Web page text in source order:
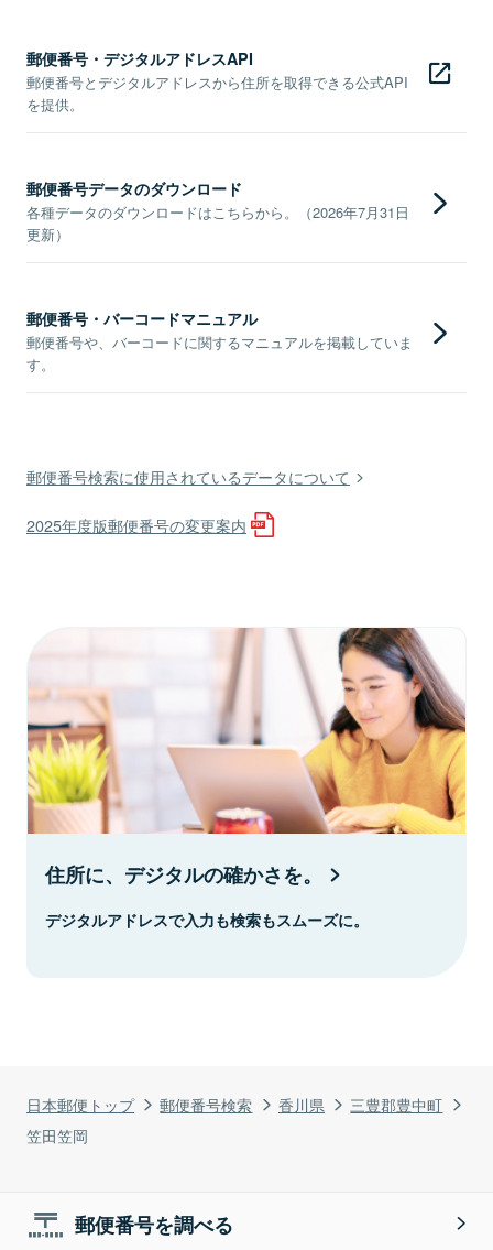
日本郵便トップ 郵便番号検索 香川県
三豊郡豊中町
笠田笠岡
郵便番号・デジタルアドレスAPI
郵便番号とデジタルアドレスから住所を取得できる公式API
を提供。
郵便番号データのダウンロード
各種データのダウンロードはこちらから。（2026年7月31日
更新）
郵便番号・バーコードマニュアル
郵便番号や、バーコードに関するマニュアルを掲載していま
す。
郵便番号検索に使用されているデータについて
2025年度版郵便番号の変更案内
住所に、デジタルの確かさを。
デジタルアドレスで入力も検索もスムーズに。
郵便番号を調べる